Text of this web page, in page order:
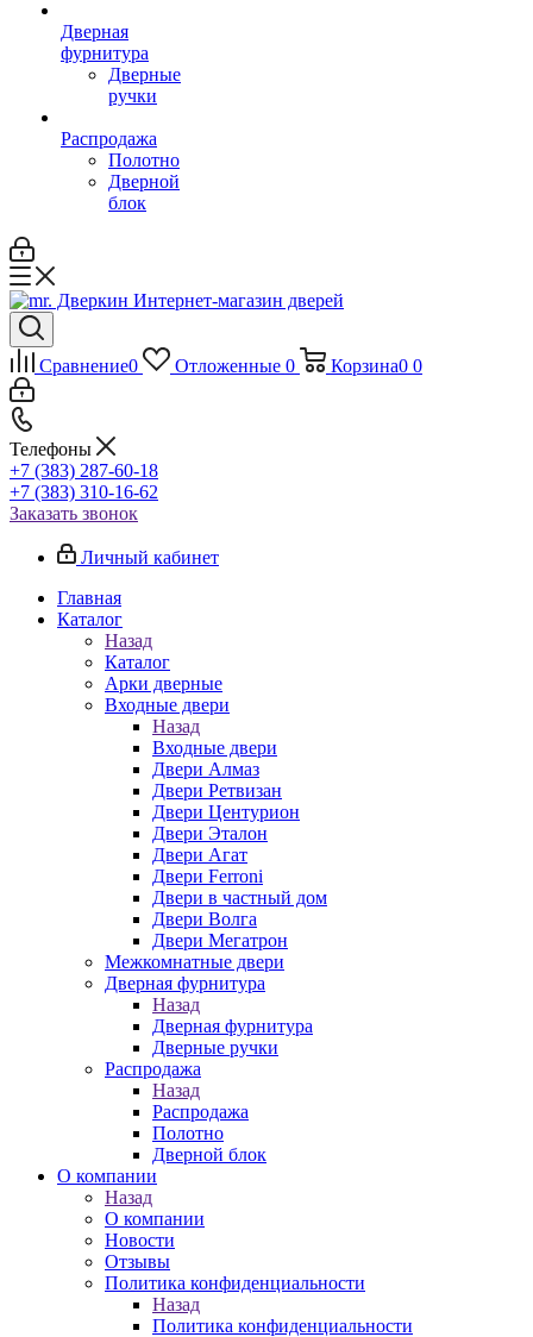
Дверная
фурнитура
Дверные
ручки
Распродажа
Полотно
Дверной
блок
Сравнение0 Отложенные 0 Корзина0 0
Телефоны
+7 (383) 287-60-18
+7 (383) 310-16-62
Заказать звонок
Личный кабинет
Главная
Каталог
Назад
Каталог
Арки дверные
Входные двери
Назад
Входные двери
Двери Алмаз
Двери Ретвизан
Двери Центурион
Двери Эталон
Двери Агат
Двери Ferroni
Двери в частный дом
Двери Волга
Двери Мегатрон
Межкомнатные двери
Дверная фурнитура
Назад
Дверная фурнитура
Дверные ручки
Распродажа
Назад
Распродажа
Полотно
Дверной блок
О компании
Назад
О компании
Новости
Отзывы
Политика конфиденциальности
Назад
Политика конфиденциальности